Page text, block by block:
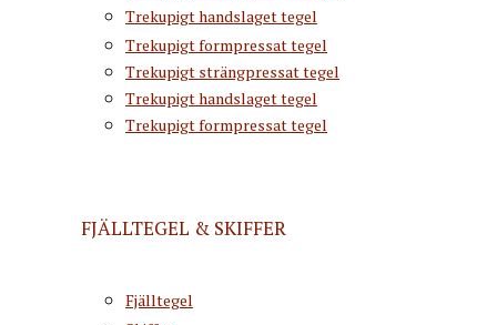
Trekupigt handslaget tegel
Trekupigt formpressat tegel
Trekupigt strängpressat tegel
Trekupigt handslaget tegel
Trekupigt formpressat tegel
FJÄLLTEGEL & SKIFFER
Fjälltegel